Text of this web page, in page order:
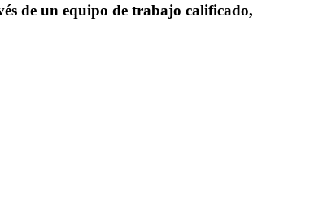
de un equipo de trabajo calificado,